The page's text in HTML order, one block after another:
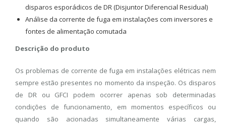
disparos esporádicos de DR (Disjuntor Diferencial Residual)
Análise da corrente de fuga em instalações com inversores e
fontes de alimentação comutada
Descrição do produto
Os problemas de corrente de fuga em instalações elétricas nem
sempre estão presentes no momento da inspeção. Os disparos
de DR ou GFCI podem ocorrer apenas sob determinadas
condições de funcionamento, em momentos específicos ou
quando são acionadas simultaneamente várias cargas,